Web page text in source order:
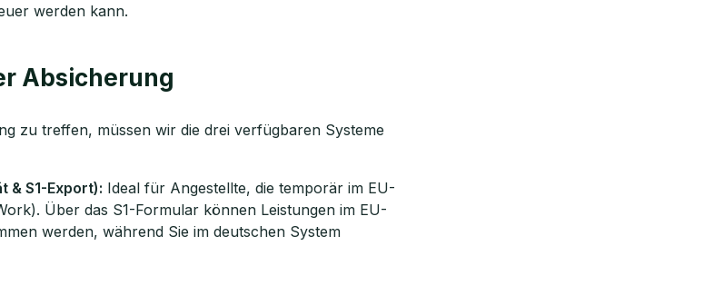
werden kann.
Absicherung
zu treffen, müssen wir die drei verfügbaren Systeme
& S1-Export): Ideal für Angestellte, die temporär im EU-
Über das S1-Formular können Leistungen im EU-
werden, während Sie im deutschen System
mit Christian
Freitag von 8 bis 18 Uhr